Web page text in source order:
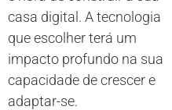
casa digital. A tecnologia
que escolher terá um
impacto profundo na sua
capacidade de crescer e
adaptar-se.